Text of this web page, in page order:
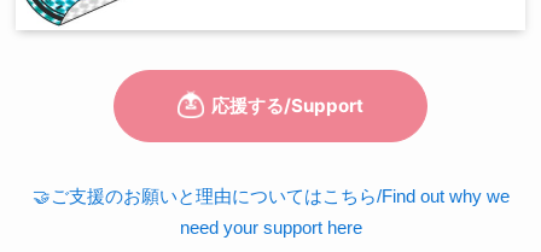
🤝ご支援のお願いと理由についてはこちら/Find out why we
need your support here